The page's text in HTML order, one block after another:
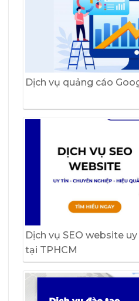
Dịch vụ quảng cáo
Dịch vụ SEO website
tại TPHCM